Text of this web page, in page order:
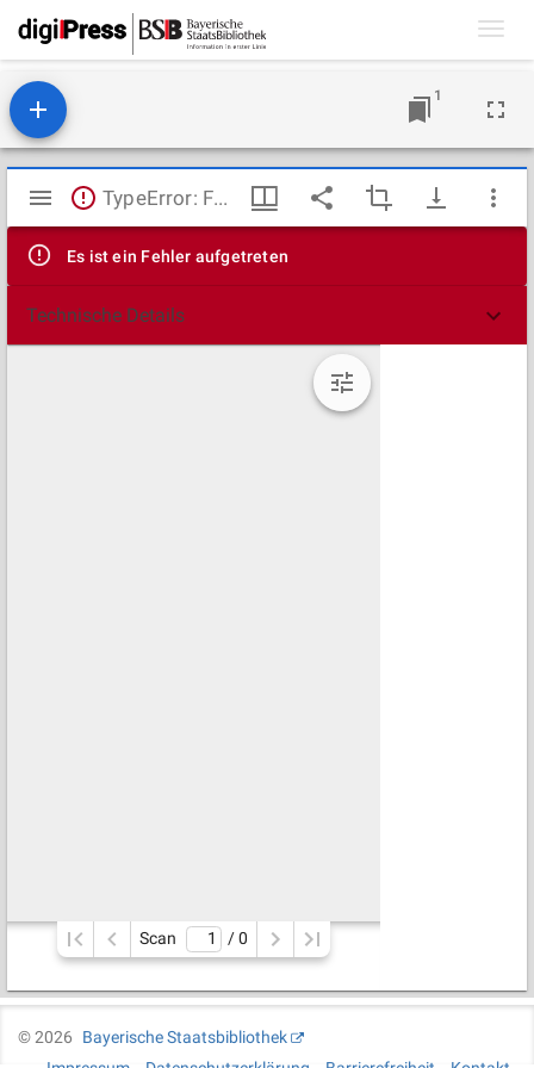
1
Mirador
Viewer
TypeError: Failed to fetch
Es ist ein Fehler aufgetreten
Technische Details
Scan / 0
©2026
Bayerische Staatsbibliothek